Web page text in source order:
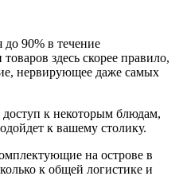
90% в течение
здесь скорее правило,
нервирующее даже самых
к некоторым блюдам,
к вашему столику.
на острове в
к общей логистике и